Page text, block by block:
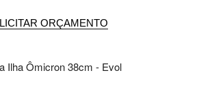
ORÇAMENTO